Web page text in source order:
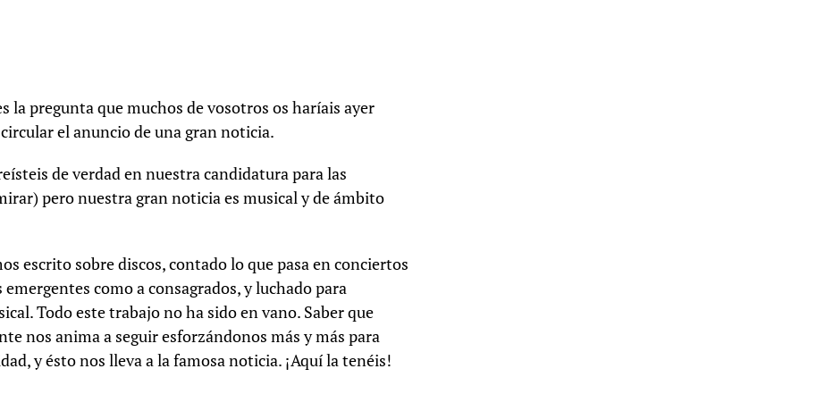
la pregunta que muchos de vosotros os haríais ayer
el anuncio de una gran noticia.
de verdad en nuestra candidatura para las
pero nuestra gran noticia es musical y de ámbito
escrito sobre discos, contado lo que pasa en conciertos
como a consagrados, y luchado para
Todo este trabajo no ha sido en vano. Saber que
nos anima a seguir esforzándonos más y más para
y ésto nos lleva a la famosa noticia. ¡Aquí la tenéis!